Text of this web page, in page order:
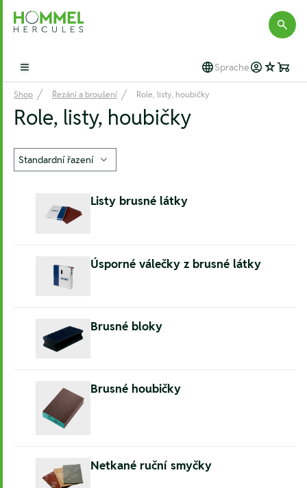
Hommel Hercules
Open main menu Sprache
Shop Řezání a broušení Role, listy, houbičky
Role, listy, houbičky
Listy brusné látky
Úsporné válečky z brusné látky
Brusné bloky
Brusné houbičky
Netkané ruční smyčky